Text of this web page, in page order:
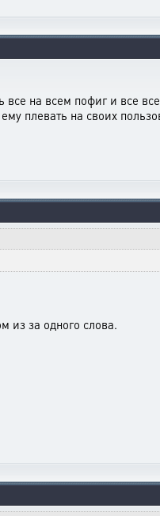
на всем пофиг и все все
плевать на своих
из за одного слова.